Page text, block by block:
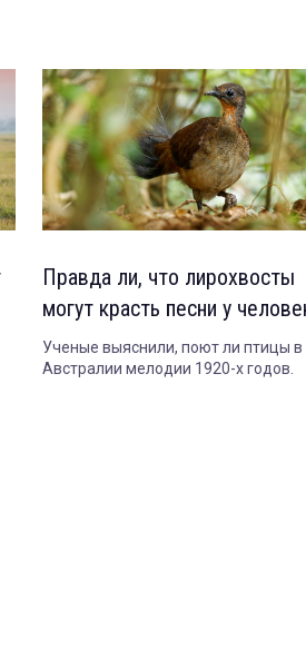
Правда ли, что лирохвосты
могут красть песни у
Ученые выяснили, поют ли птицы в
Австралии мелодии 1920-х годов.